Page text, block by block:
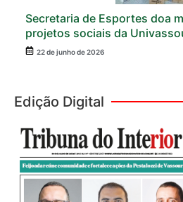
Secretaria de Esportes doa
projetos sociais da
22 de junho de 2026
Edição Digital